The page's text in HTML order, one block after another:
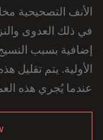
الأنف التصحيحية
في ذلك العدوى
إضافية بسبب
الأولية. يتم تقليل
عندما يُجري هذه